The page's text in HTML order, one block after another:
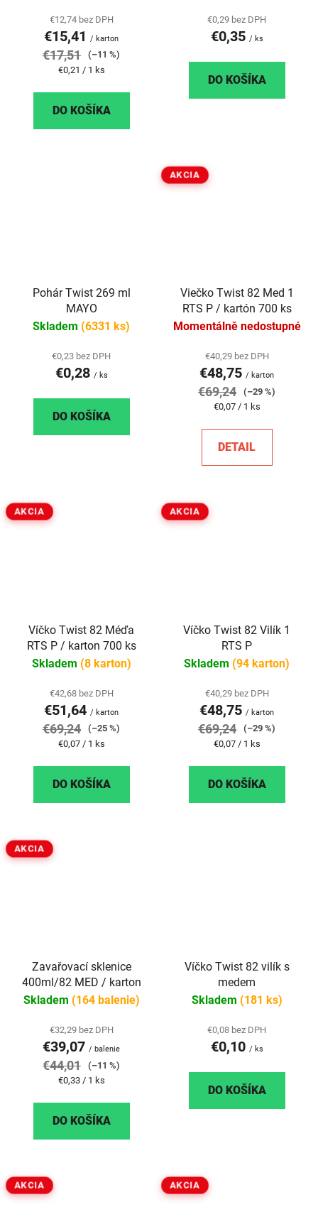
€12,74 bez DPH
€15,41 / karton
€17,51
(–11 %)
Jednotková
€0,21 / 1 ks
DO KOŠÍKA
€0,29 bez DPH
€0,35 / ks
DO KOŠÍKA
Pohár Twist 269 ml
MAYO
Skladem (6331 ks)
€0,23 bez DPH
€0,28 / ks
DO KOŠÍKA
AKCIA
Viečko Twist 82 Med 1
RTS P / kartón 700 ks
Momentálně nedostupné
€40,29 bez DPH
€48,75 / karton
€69,24
(–29 %)
Jednotková
€0,07 / 1 ks
DETAIL
AKCIA
Víčko Twist 82 Méďa
RTS P / karton 700 ks
Skladem (8 karton)
€42,68 bez DPH
€51,64 / karton
€69,24
(–25 %)
Jednotková
€0,07 / 1 ks
DO KOŠÍKA
AKCIA
Víčko Twist 82 Vilík 1
RTS P
Skladem (94 karton)
€40,29 bez DPH
€48,75 / karton
€69,24
(–29 %)
Jednotková
€0,07 / 1 ks
DO KOŠÍKA
AKCIA
Zavařovací sklenice
400ml/82 MED / karton
Skladem (164 balenie)
€32,29 bez DPH
€39,07 / balenie
€44,01
(–11 %)
Jednotková
€0,33 / 1 ks
DO KOŠÍKA
Víčko Twist 82 vilík s
medem
Skladem (181 ks)
€0,08 bez DPH
€0,10 / ks
DO KOŠÍKA
AKCIA AKCIA